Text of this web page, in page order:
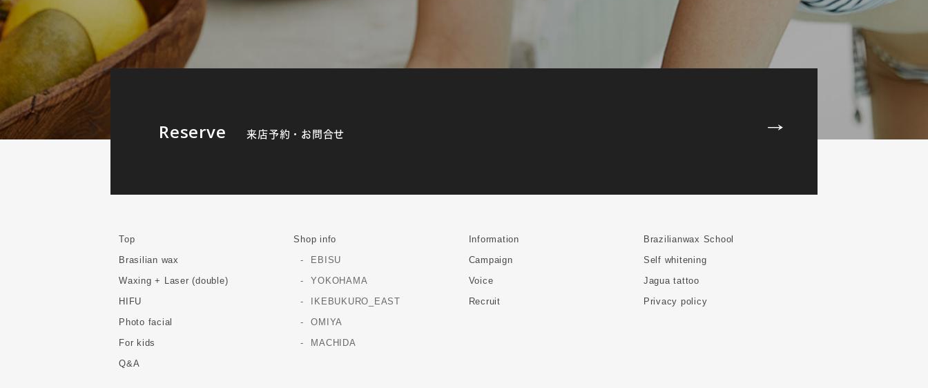
Reserve 来店予約・お問合せ
Top
Brasilian wax
Waxing + Laser (double)
HIFU
Photo facial
For kids
Q&A
Shop info
EBISU
YOKOHAMA
IKEBUKURO_EAST
OMIYA
MACHIDA
Information
Campaign
Voice
Recruit
Brazilianwax School
Self whitening
Jagua tattoo
Privacy policy